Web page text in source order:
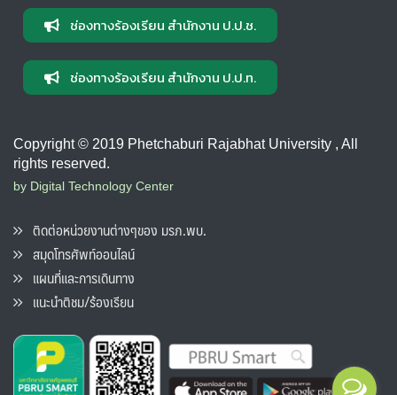
ช่องทางร้องเรียน สำนักงาน ป.ป.ช.
ช่องทางร้องเรียน สำนักงาน ป.ป.ท.
Copyright © 2019 Phetchaburi Rajabhat University , All
rights reserved.
by Digital Technology Center
ติดต่อหน่วยงานต่างๆของ มรภ.พบ.
สมุดโทรศัพท์ออนไลน์
แผนที่และการเดินทาง
แนะนำติชม/ร้องเรียน